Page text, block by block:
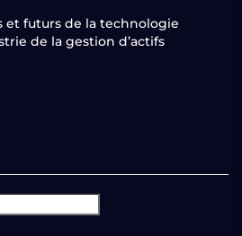
et futurs de la technologie
de la gestion d’actifs